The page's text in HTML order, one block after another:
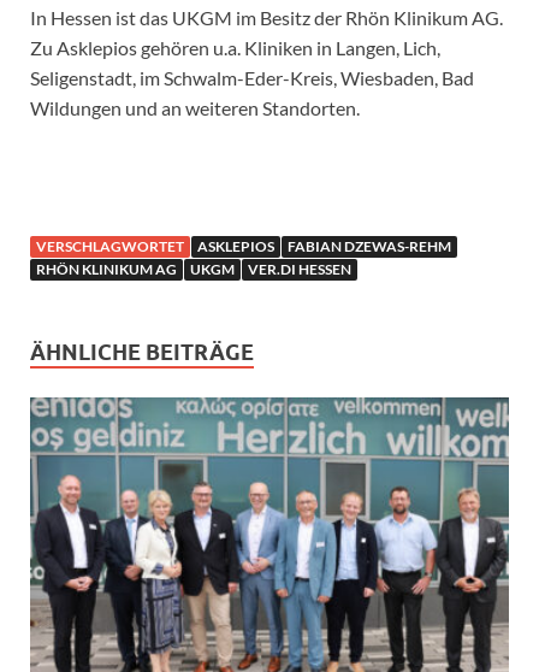
In Hessen ist das UKGM im Besitz der Rhön Klinikum AG.
Zu Asklepios gehören u.a. Kliniken in Langen, Lich,
Seligenstadt, im Schwalm-Eder-Kreis, Wiesbaden, Bad
Wildungen und an weiteren Standorten.
VERSCHLAGWORTET ASKLEPIOS
FABIAN DZEWAS-REHM
RHÖN KLINIKUM AG
UKGM VER.DI HESSEN
ÄHNLICHE BEITRÄGE